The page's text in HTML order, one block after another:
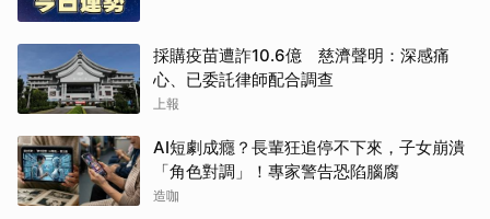
採購疫苗遭詐10.6億 慈濟聲明：深感痛
心、已委託律師配合調查
上報
AI短劇成癮？長輩狂追停不下來，子女崩潰
「角色對調」！專家警告恐陷腦腐
造咖